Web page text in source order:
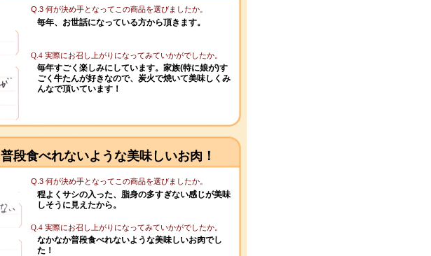
Q.3 何が決め手となってこの商品を選びましたか。
毎年、お世話になっている方から頂きます。
Q.4 実際にお召し上がりになってみていかがでしたか。
毎年すごく楽しみにしています。家族(特に娘が)す
ごく牛たんが好きなので、炭火で焼いて美味しくみ
んなで頂いています！
普段食べれないような美味しいお肉！
Q.3 何が決め手となってこの商品を選びましたか。
程よくサシの入った、脂身の多すぎない感じが美味
しそうに見えたから。
Q.4 実際にお召し上がりになってみていかがでしたか。
なかなか普段食べれないような美味しいお肉でし
た！